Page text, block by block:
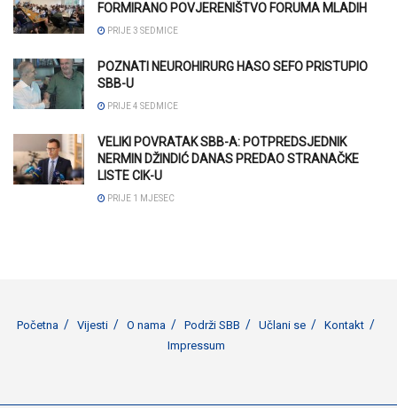
FORMIRANO POVJERENIŠTVO FORUMA MLADIH
PRIJE 3 SEDMICE
POZNATI NEUROHIRURG HASO SEFO PRISTUPIO
SBB-U
PRIJE 4 SEDMICE
VELIKI POVRATAK SBB-A: POTPREDSJEDNIK
NERMIN DŽINDIĆ DANAS PREDAO STRANAČKE
LISTE CIK-U
PRIJE 1 MJESEC
Početna Vijesti O nama Podrži SBB Učlani se
Kontakt
Impressum